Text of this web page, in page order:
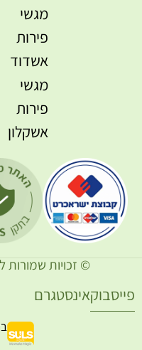
מגשי
פירות
אשדוד
מגשי
פירות
אשקלון
© זכויות שמורות
אינסטגרם